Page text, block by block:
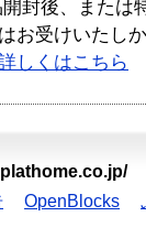
封後、または
お受けいたし
しくはこちら
OpenBlocks